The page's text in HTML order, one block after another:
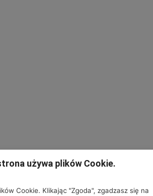
używa plików Cookie.
Cookie. Klikając "Zgoda", zgadzasz się na